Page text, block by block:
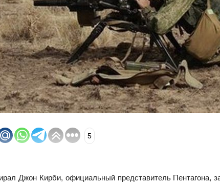
5
Джон Кирби, официальный представитель Пентагона,